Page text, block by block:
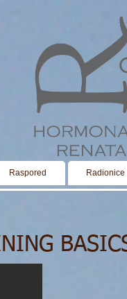
Raspored Radionice